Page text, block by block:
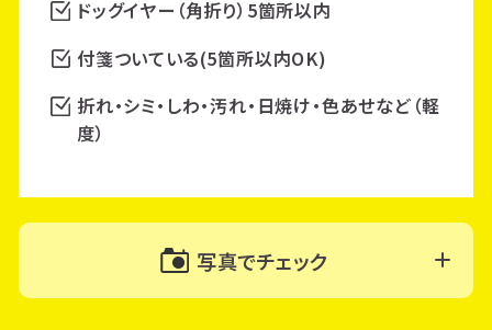
ドッグイヤー（角折り）5箇所以内
付箋ついている(5箇所以内OK)
折れ・シミ・しわ・汚れ・日焼け・色あせなど（軽
度）
写真でチェック